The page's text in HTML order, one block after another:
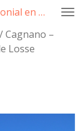
Atlas Pratique du Tourisme Patrimonial en Corse
Cagnano –
Losse